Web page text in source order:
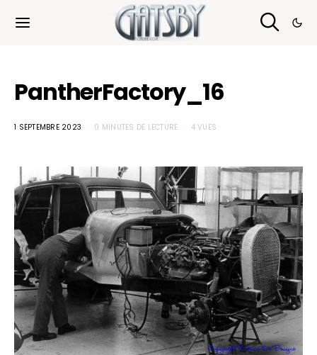
PantherFactory_16
1 SEPTEMBRE 2023 0 MINUTES DE LECTURE 4 VUES
Cookies management panel